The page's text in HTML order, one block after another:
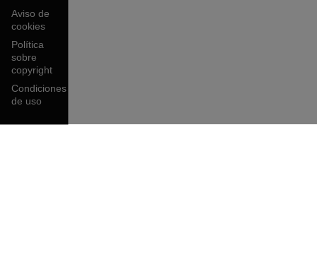
Aviso de
cookies
Política
sobre
copyright
Condiciones
de uso